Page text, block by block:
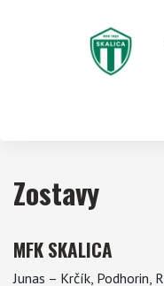
Zostavy
MFK SKALICA
Junas – Krčík, Podhorin,